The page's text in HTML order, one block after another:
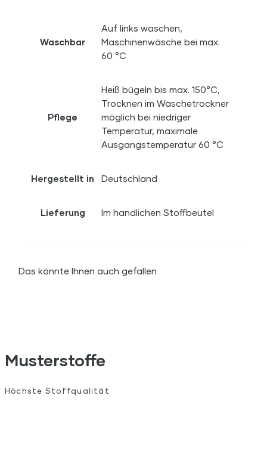
Waschbar
Auf links waschen,
Maschinenwäsche bei max.
60 °C
Pflege
Heiß bügeln bis max. 150°C,
Trocknen im Wäschetrockner
möglich bei niedriger
Temperatur, maximale
Ausgangstemperatur 60 °C
Hergestellt in Deutschland
Lieferung Im handlichen Stoffbeutel
Das könnte Ihnen auch gefallen
Musterstoffe
Höchste Stoffqualität